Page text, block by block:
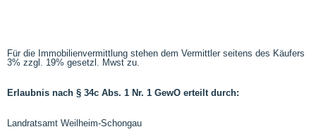
Für die Immobilienvermittlung stehen dem Vermittler seitens des Käufers
3% zzgl. 19% gesetzl. Mwst zu.
Erlaubnis nach § 34c Abs. 1 Nr. 1 GewO erteilt durch:
Landratsamt Weilheim-Schongau